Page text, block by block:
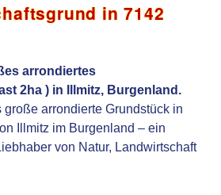
in 7142
arrondiertes
2ha ) in Illmitz, Burgenland.
arrondierte Grundstück in
Illmitz im Burgenland – ein
von Natur, Landwirtschaft